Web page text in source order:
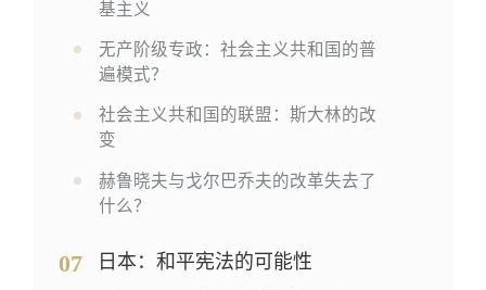
基主义
无产阶级专政：社会主义共和国的普
遍模式？
社会主义共和国的联盟：斯大林的改
变
赫鲁晓夫与戈尔巴乔夫的改革失去了
什么？
07 日本：和平宪法的可能性